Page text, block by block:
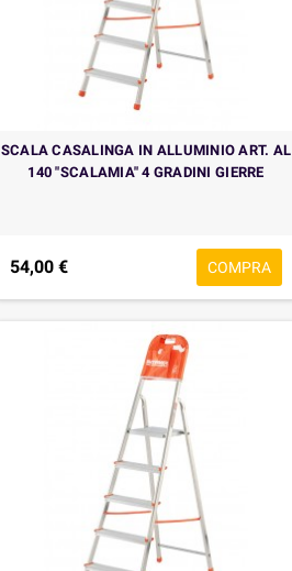
SCALA CASALINGA IN ALLUMINIO ART. AL
140 "SCALAMIA" 4 GRADINI GIERRE
54,00 € COMPRA